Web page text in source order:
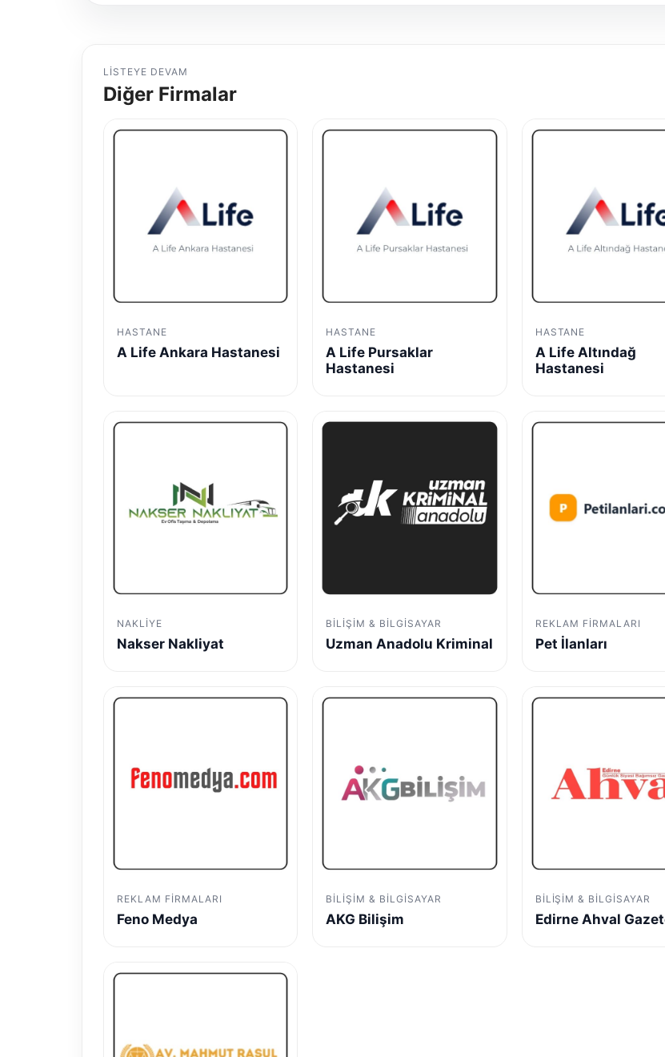
LISTEYE DEVAM
Diğer Firmalar
HASTANE
A Life Ankara Hastanesi
HASTANE
A Life Pursaklar
Hastanesi
HASTANE
A Life Altındağ
Hastanesi
NAKLIYE
Nakser Nakliyat
BILIŞIM & BILGISAYAR
Uzman Anadolu Kriminal
REKLAM FIRMALARI
Pet İlanları
REKLAM FIRMALARI
Feno Medya
BILIŞIM & BILGISAYAR
AKG Bilişim
BILIŞIM & BILGISAYAR
Edirne Ahval